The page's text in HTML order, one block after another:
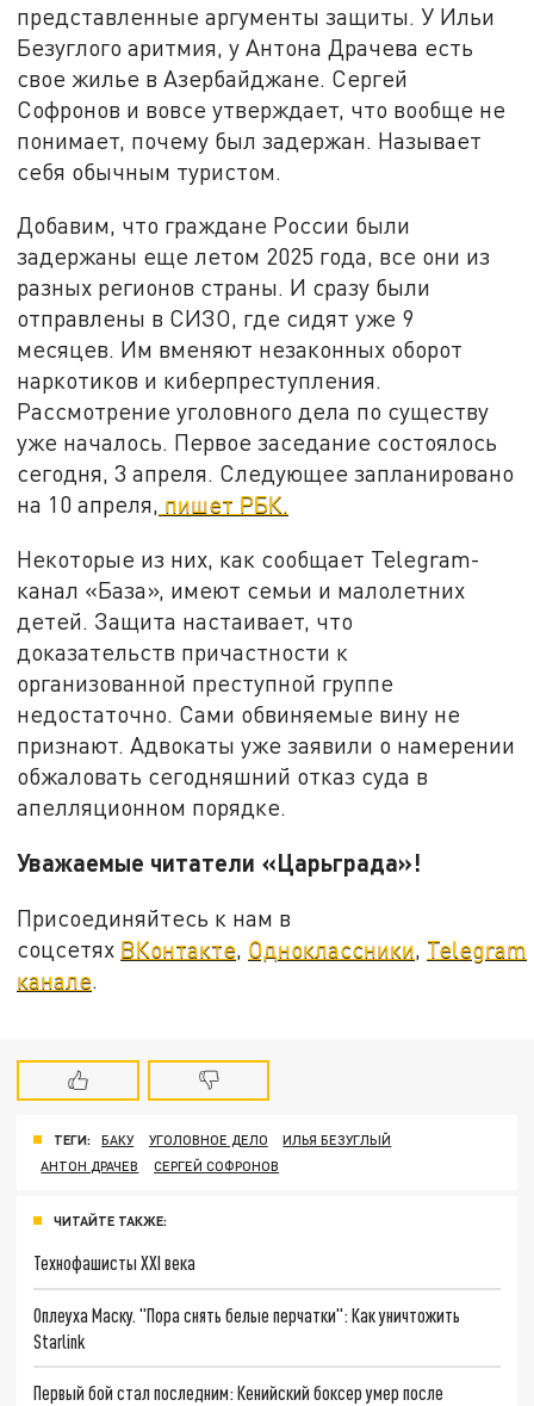
представленные аргументы защиты. У Ильи
Безуглого аритмия, у Антона Драчева есть
свое жилье в Азербайджане. Сергей
Софронов и вовсе утверждает, что вообще не
понимает, почему был задержан. Называет
себя обычным туристом.
Добавим, что граждане России были
задержаны еще летом 2025 года, все они из
разных регионов страны. И сразу были
отправлены в СИЗО, где сидят уже 9
месяцев. Им вменяют незаконных оборот
наркотиков и киберпреступления.
Рассмотрение уголовного дела по существу
уже началось. Первое заседание состоялось
сегодня, 3 апреля. Следующее запланировано
на 10 апреля, пишет РБК.
Некоторые из них, как сообщает Telegram-
канал «База», имеют семьи и малолетних
детей. Защита настаивает, что
доказательств причастности к
организованной преступной группе
недостаточно. Сами обвиняемые вину не
признают. Адвокаты уже заявили о намерении
обжаловать сегодняшний отказ суда в
апелляционном порядке.
Уважаемые читатели «Царьграда»!
Присоединяйтесь к нам в
соцсетях ВКонтакте Одноклассники Telegram
канале
ТЕГИ: БАКУ УГОЛОВНОЕ ДЕЛО
ИЛЬЯ БЕЗУГЛЫЙ
АНТОН ДРАЧЕВ
СЕРГЕЙ СОФРОНОВ
ЧИТАЙТЕ ТАКЖЕ:
Технофашисты XXI века
Оплеуха Маску. "Пора снять белые перчатки": Как уничтожить
Starlink
Первый бой стал последним: Кенийский боксер умер после